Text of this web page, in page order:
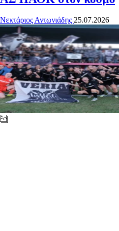
Νεκτάριος Αντωνιάδης 25.07.2026